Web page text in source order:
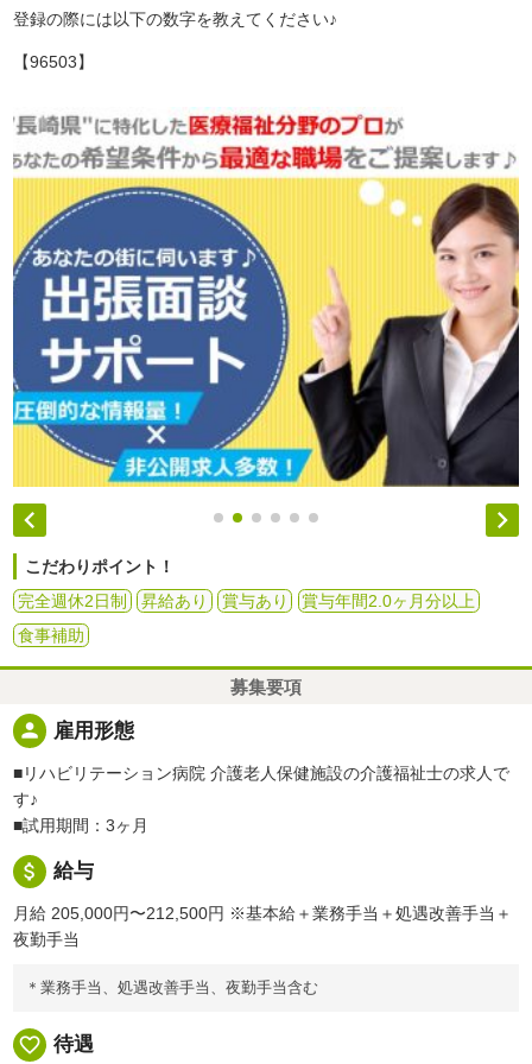
登録の際には以下の数字を教えてください♪
【96503】
 
こだわりポイント！
完全週休2日制
昇給あり 賞与あり
賞与年間2.0ヶ月分以上
食事補助
募集要項
person 雇用形態
■リハビリテーション病院 介護老人保健施設の介護福祉士の求人で
す♪
■試用期間：3ヶ月
attach_money 給与
月給 205,000円〜212,500円 ※基本給＋業務手当＋処遇改善手当＋
夜勤手当
＊業務手当、処遇改善手当、夜勤手当含む
favorite_border 待遇